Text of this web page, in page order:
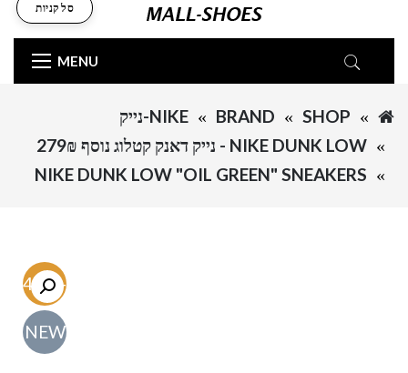
MENU
סל קניות
SHOP
BRAND
NIKE-נייק
NIKE DUNK LOW - נייק דאנק קטלוג נוסף 279₪
NIKE DUNK LOW "OIL GREEN" SNEAKERS
-54.7%
NEW